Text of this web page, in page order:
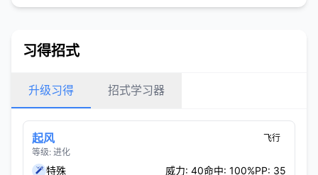
习得招式
升级习得 招式学习器
起风
等级: 进化
飞行
特殊 威力: 40命中: 100%PP: 35